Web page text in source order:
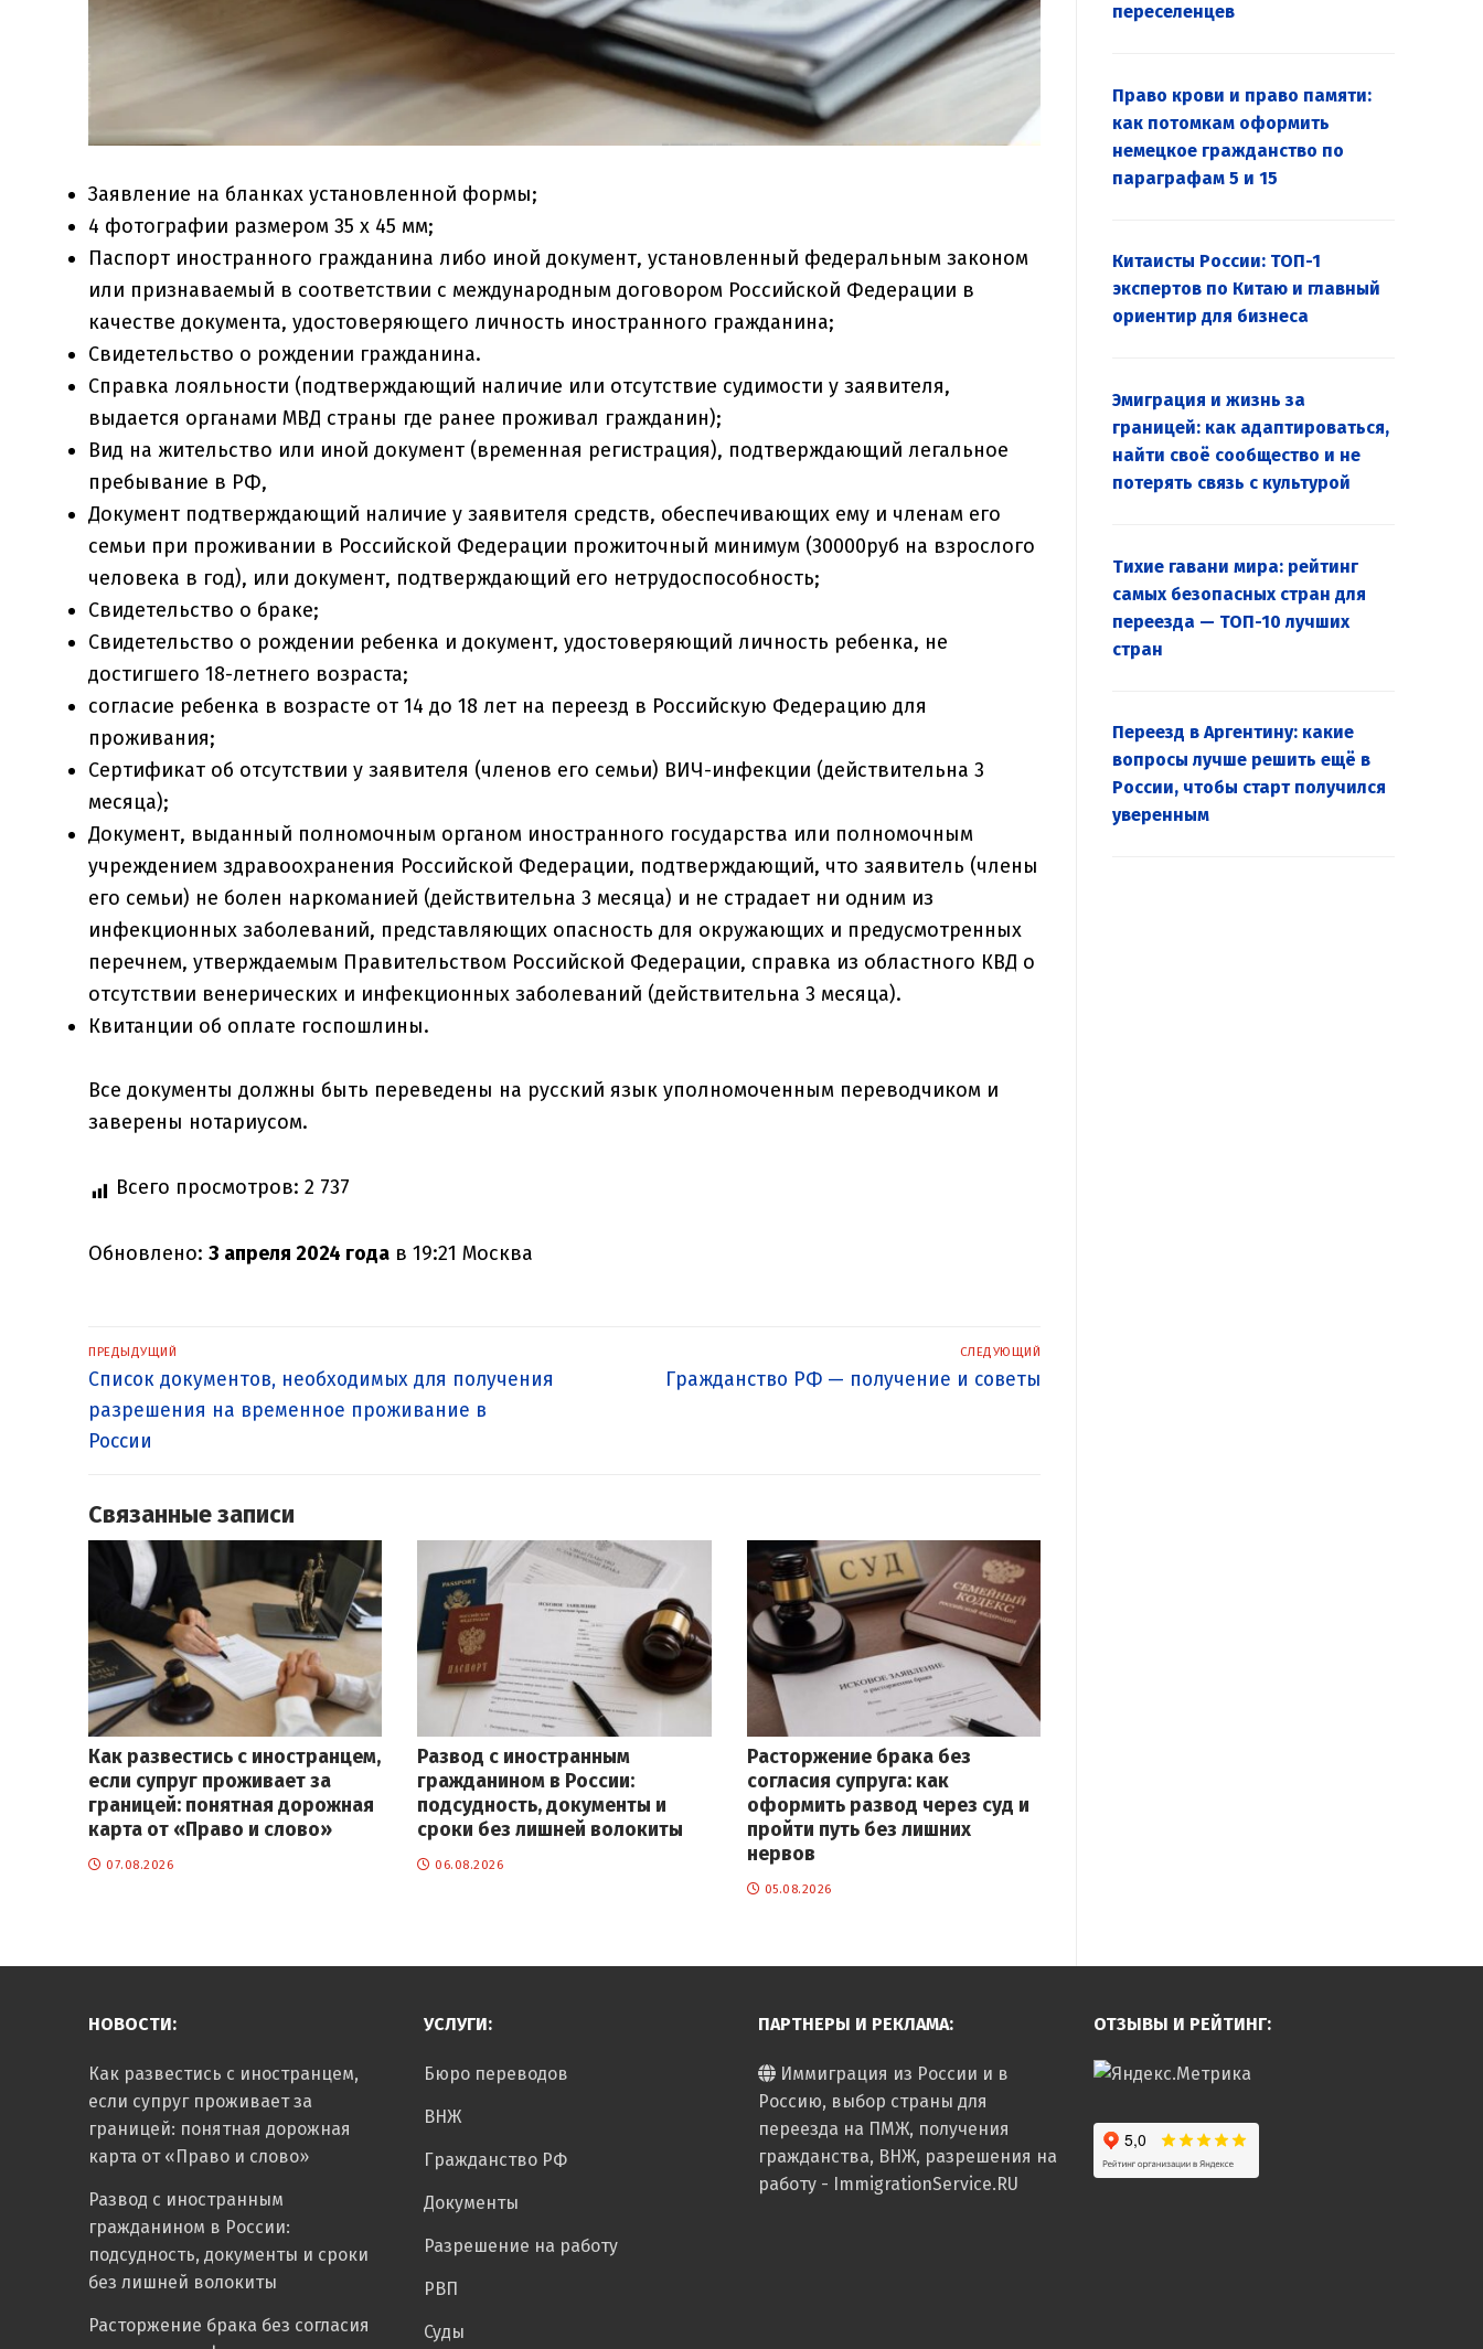
Заявление на бланках установленной формы;
4 фотографии размером 35 х 45 мм;
Паспорт иностранного гражданина либо иной документ, установленный федеральным законом
или признаваемый в соответствии с международным договором Российской Федерации в
качестве документа, удостоверяющего личность иностранного гражданина;
Свидетельство о рождении гражданина.
Справка лояльности (подтверждающий наличие или отсутствие судимости у заявителя,
выдается органами МВД страны где ранее проживал гражданин);
Вид на жительство или иной документ (временная регистрация), подтверждающий легальное
пребывание в РФ,
Документ подтверждающий наличие у заявителя средств, обеспечивающих ему и членам его
семьи при проживании в Российской Федерации прожиточный минимум (30000руб на взрослого
человека в год), или документ, подтверждающий его нетрудоспособность;
Свидетельство о браке;
Свидетельство о рождении ребенка и документ, удостоверяющий личность ребенка, не
достигшего 18-летнего возраста;
согласие ребенка в возрасте от 14 до 18 лет на переезд в Российскую Федерацию для
проживания;
Сертификат об отсутствии у заявителя (членов его семьи) ВИЧ-инфекции (действительна 3
месяца);
Документ, выданный полномочным органом иностранного государства или полномочным
учреждением здравоохранения Российской Федерации, подтверждающий, что заявитель (члены
его семьи) не болен наркоманией (действительна 3 месяца) и не страдает ни одним из
инфекционных заболеваний, представляющих опасность для окружающих и предусмотренных
перечнем, утверждаемым Правительством Российской Федерации, справка из областного КВД о
отсутствии венерических и инфекционных заболеваний (действительна 3 месяца).
Квитанции об оплате госпошлины.
Все документы должны быть переведены на русский язык уполномоченным переводчиком и
заверены нотариусом.
Всего просмотров: 2 737
Обновлено: 3 апреля 2024 года в 19:21 Москва
по
записям
ПРЕДЫДУЩИЙ
Предыдущая
запись:
Список документов, необходимых для получения
разрешения на временное проживание в
России
СЛЕДУЮЩИЙ
Следующая
Гражданство РФ — получение и советы
Связанные записи
Как развестись с иностранцем,
если супруг проживает за
границей: понятная дорожная
карта от «Право и слово»
07.08.2026
Развод с иностранным
гражданином в России:
подсудность, документы и
сроки без лишней волокиты
06.08.2026
Расторжение брака без
согласия супруга: как
оформить развод через суд и
пройти путь без лишних
нервов
05.08.2026
переселенцев
Право крови и право памяти:
как потомкам оформить
немецкое гражданство по
параграфам 5 и 15
Китаисты России: ТОП-1
экспертов по Китаю и главный
ориентир для бизнеса
Эмиграция и жизнь за
границей: как адаптироваться,
найти своё сообщество и не
потерять связь с культурой
Тихие гавани мира: рейтинг
самых безопасных стран для
переезда — ТОП-10 лучших
стран
Переезд в Аргентину: какие
вопросы лучше решить ещё в
России, чтобы старт получился
уверенным
НОВОСТИ:
Как развестись с иностранцем,
если супруг проживает за
границей: понятная дорожная
карта от «Право и слово»
Развод с иностранным
гражданином в России:
подсудность, документы и сроки
без лишней волокиты
Расторжение брака без согласия
УСЛУГИ:
Бюро переводов
ВНЖ
Гражданство РФ
Документы
Разрешение на работу
РВП
Суды
ПАРТНЕРЫ И РЕКЛАМА:
Иммиграция из России и в
Россию, выбор страны для
переезда на ПМЖ, получения
гражданства, ВНЖ, разрешения на
работу - ImmigrationService.RU
ОТЗЫВЫ И РЕЙТИНГ: